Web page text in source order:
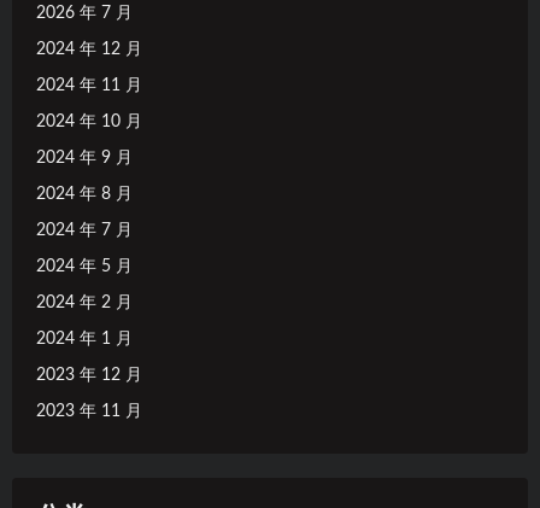
2026 年 7 月
2024 年 12 月
2024 年 11 月
2024 年 10 月
2024 年 9 月
2024 年 8 月
2024 年 7 月
2024 年 5 月
2024 年 2 月
2024 年 1 月
2023 年 12 月
2023 年 11 月